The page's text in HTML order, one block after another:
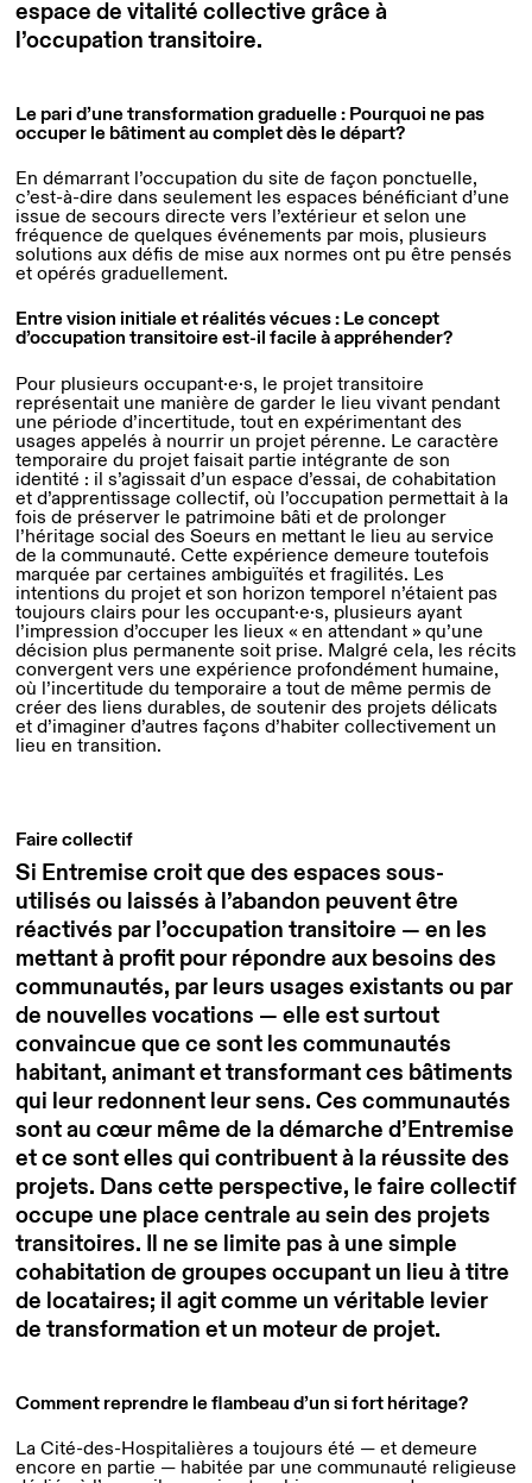
espace de vitalité collective grâce à
l’occupation transitoire.
Le pari d’une transformation graduelle : Pourquoi ne pas
occuper le bâtiment au complet dès le départ?
En démarrant l’occupation du site de façon ponctuelle,
c’est-à-dire dans seulement les espaces bénéficiant d’une
issue de secours directe vers l’extérieur et selon une
fréquence de quelques événements par mois, plusieurs
solutions aux défis de mise aux normes ont pu être pensés
et opérés graduellement.
Entre vision initiale et réalités vécues : Le concept
d’occupation transitoire est-il facile à appréhender?
Pour plusieurs occupant·e·s, le projet transitoire
représentait une manière de garder le lieu vivant pendant
une période d’incertitude, tout en expérimentant des
usages appelés à nourrir un projet pérenne. Le caractère
temporaire du projet faisait partie intégrante de son
identité : il s’agissait d’un espace d’essai, de cohabitation
et d’apprentissage collectif, où l’occupation permettait à la
fois de préserver le patrimoine bâti et de prolonger
l’héritage social des Soeurs en mettant le lieu au service
de la communauté. Cette expérience demeure toutefois
marquée par certaines ambiguïtés et fragilités. Les
intentions du projet et son horizon temporel n’étaient pas
toujours clairs pour les occupant·e·s, plusieurs ayant
l’impression d’occuper les lieux « en attendant » qu’une
décision plus permanente soit prise. Malgré cela, les récits
convergent vers une expérience profondément humaine,
où l’incertitude du temporaire a tout de même permis de
créer des liens durables, de soutenir des projets délicats
et d’imaginer d’autres façons d’habiter collectivement un
lieu en transition.
Faire collectif
Si Entremise croit que des espaces sous-
utilisés ou laissés à l’abandon peuvent être
réactivés par l’occupation transitoire — en les
mettant à profit pour répondre aux besoins des
communautés, par leurs usages existants ou par
de nouvelles vocations — elle est surtout
convaincue que ce sont les communautés
habitant, animant et transformant ces bâtiments
qui leur redonnent leur sens. Ces communautés
sont au cœur même de la démarche d’Entremise
et ce sont elles qui contribuent à la réussite des
projets. Dans cette perspective, le faire collectif
occupe une place centrale au sein des projets
transitoires. Il ne se limite pas à une simple
cohabitation de groupes occupant un lieu à titre
de locataires; il agit comme un véritable levier
de transformation et un moteur de projet.
Comment reprendre le flambeau d’un si fort héritage?
La Cité-des-Hospitalières a toujours été — et demeure
encore en partie — habitée par une communauté religieuse